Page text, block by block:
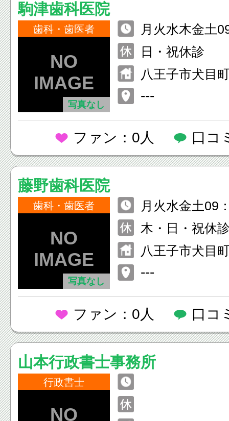
駒津歯科医院
歯科・歯医者
写真なし
月火水木金土
月火水木金
日・祝休診
八王子市犬目
---
ファン：0人 口コ
藤野歯科医院
歯科・歯医者
写真なし
月火水金土
月火水金土14
木・日・祝休
八王子市犬目
---
ファン：0人 口コ
山本行政書士事務所
行政書士